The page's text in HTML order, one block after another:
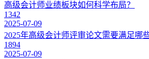
高级会计师业绩板块如何科学布局？
1342
2025-07-09
2025年高级会计师评审论文需要满足哪
1894
2025-07-09